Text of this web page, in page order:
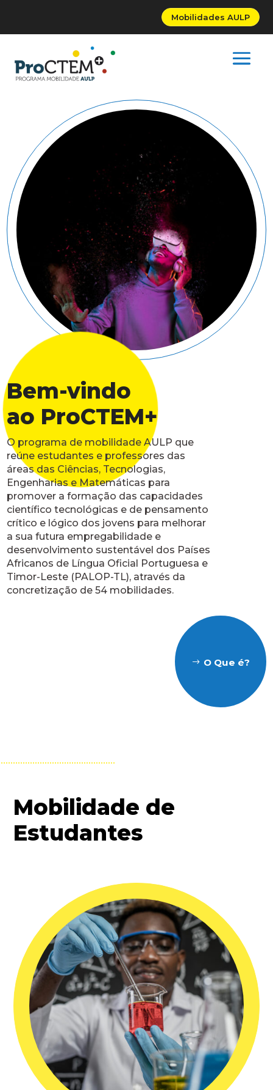
Mobilidades AULP
Bem-vindo
ao ProCTEM+
O programa de mobilidade AULP que
reúne estudantes e professores das
áreas das Ciências, Tecnologias,
Engenharias e Matemáticas para
promover a formação das capacidades
científico tecnológicas e de pensamento
crítico e lógico dos jovens para melhorar
a sua futura empregabilidade e
desenvolvimento sustentável dos Países
Africanos de Língua Oficial Portuguesa e
Timor-Leste (PALOP-TL), através da
concretização de 54 mobilidades.
O Que é?
Mobilidade de
Estudantes